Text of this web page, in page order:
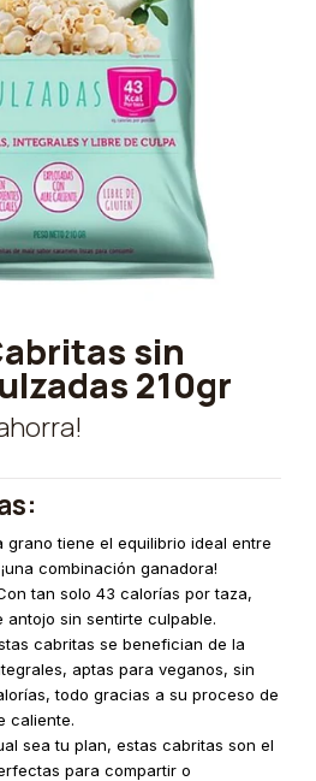
sin
210gr
grano tiene el equilibrio ideal entre
combinación ganadora!
tan solo 43 calorías por taza,
antojo sin sentirte culpable.
cabritas se benefician de la
aptas para veganos, sin
todo gracias a su proceso de
caliente.
sea tu plan, estas cabritas son el
para compartir o